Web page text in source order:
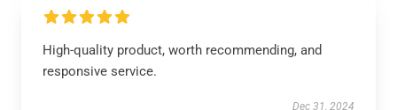
High-quality product, worth recommending, and
responsive service.
Dec 31, 2024